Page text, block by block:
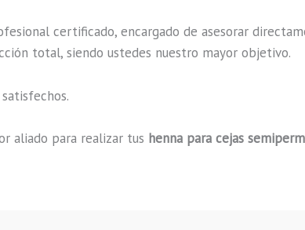
certificado, encargado de asesorar
total, siendo ustedes nuestro mayor objetivo.
aliado para realizar tus henna para cejas